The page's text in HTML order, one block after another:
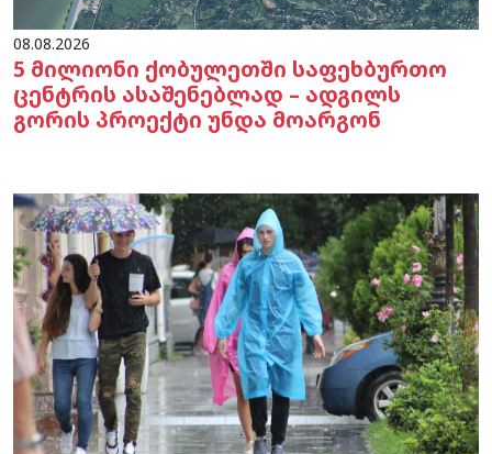
08.08.2026
5 მილიონი ქობულეთში საფეხბურთო
ცენტრის ასაშენებლად – ადგილს
გორის პროექტი უნდა მოარგონ